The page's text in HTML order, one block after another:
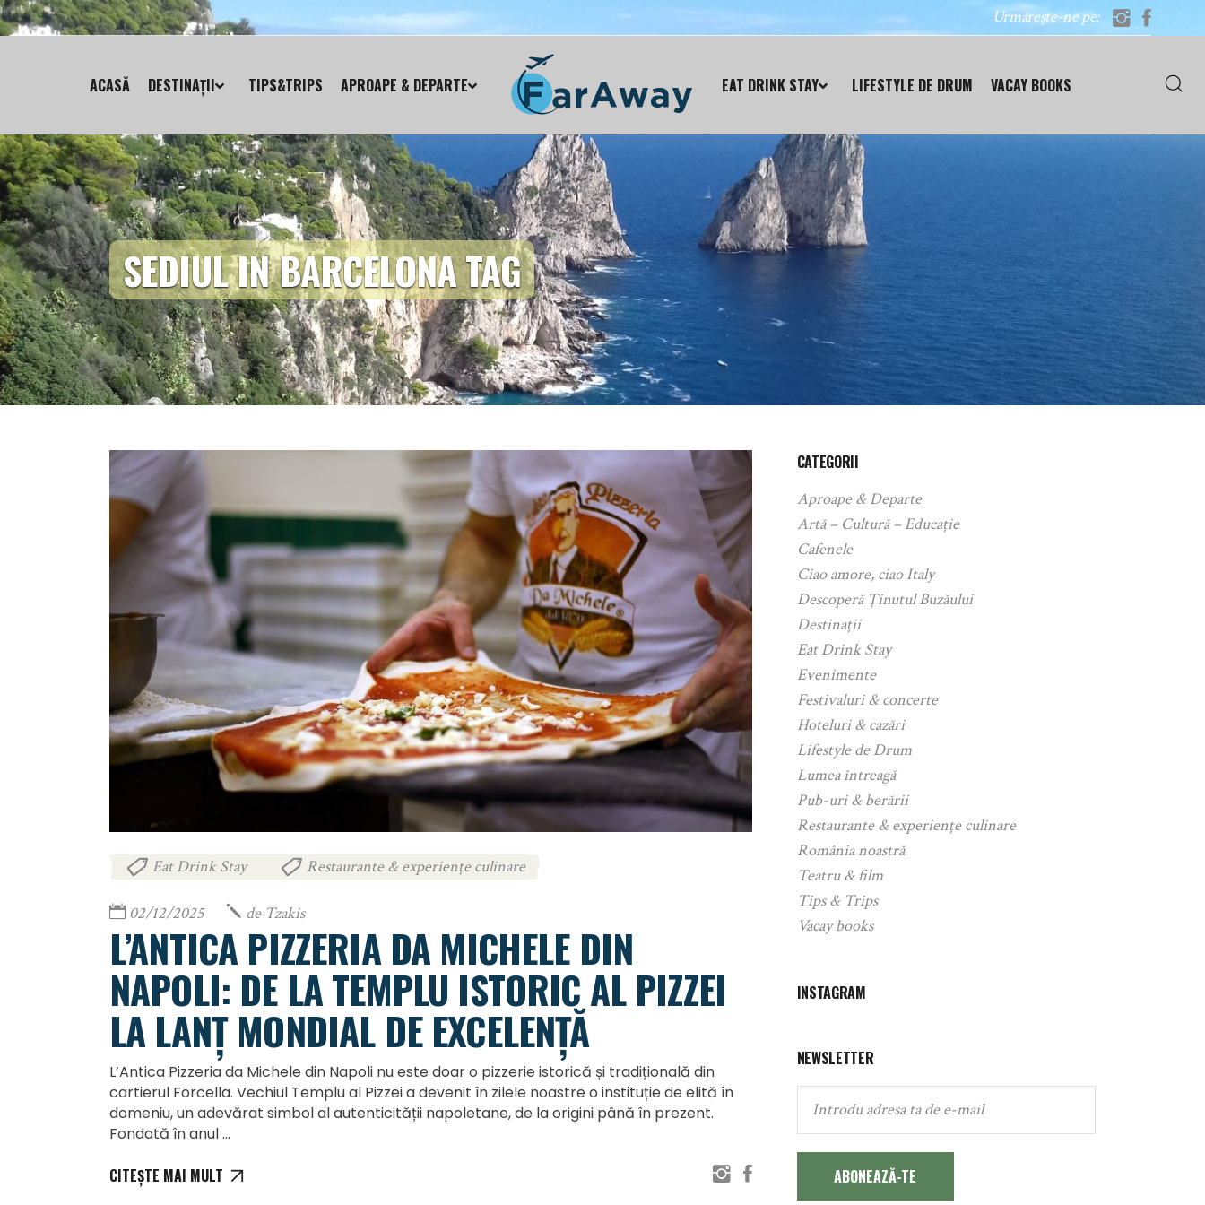
Urmărește-ne pe:
ACASĂ DESTINAȚII TIPS&TRIPS APROAPE & DEPARTE EAT DRINK STAY LIFESTYLE DE DRUM VACAY BOOKS
SEDIUL IN BARCELONA TAG
Eat Drink Stay Restaurante & experiențe culinare
02/12/2025 de Tzakis
L’ANTICA PIZZERIA DA MICHELE DIN
NAPOLI: DE LA TEMPLU ISTORIC AL PIZZEI
LA LANȚ MONDIAL DE EXCELENȚĂ
L’Antica Pizzeria da Michele din Napoli nu este doar o pizzerie istorică și tradițională din
cartierul Forcella. Vechiul Templu al Pizzei a devenit în zilele noastre o instituție de elită în
domeniu, un adevărat simbol al autenticității napoletane, de la origini până în prezent.
Fondată în anul
CITEȘTE MAI MULT
CATEGORII
Aproape & Departe
Artă – Cultură – Educație
Cafenele
Ciao amore, ciao Italy
Descoperă Ținutul Buzăului
Destinații
Eat Drink Stay
Evenimente
Festivaluri & concerte
Hoteluri & cazări
Lifestyle de Drum
Lumea întreagă
Pub-uri & berării
Restaurante & experiențe culinare
România noastră
Teatru & film
Tips & Trips
Vacay books
INSTAGRAM
NEWSLETTER
ABONEAZĂ-TE